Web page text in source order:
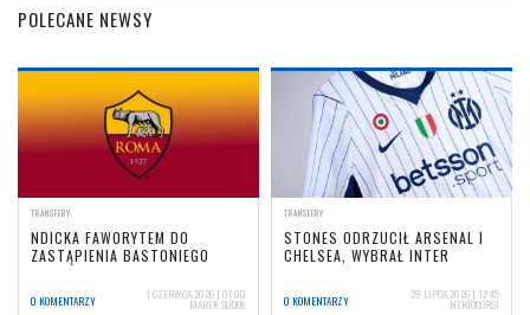
POLECANE NEWSY
TRANSFERY
NDICKA FAWORYTEM DO
ZASTĄPIENIA BASTONIEGO
0 KOMENTARZY 1 CZERWCA 2026 | 07:00
MAREK SUDOŁ
TRANSFERY
STONES ODRZUCIŁ ARSENAL I
CHELSEA, WYBRAŁ INTER
0 KOMENTARZY 29 LIPCA 2026 | 12:45
NERIOCORSI